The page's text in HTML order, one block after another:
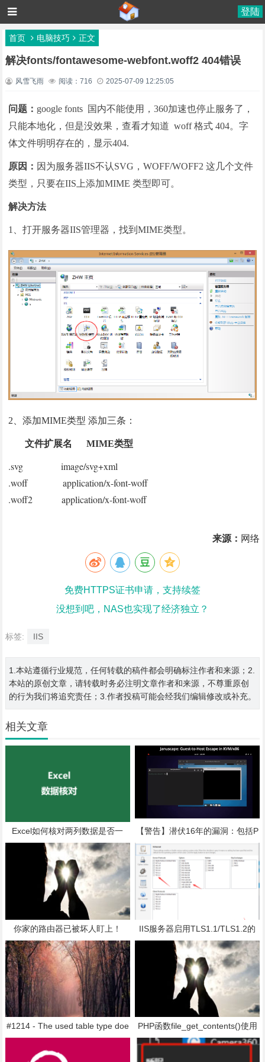
登陆
首页 电脑技巧 正文
解决fonts/fontawesome-webfont.woff2 404错误
风雪飞雨 阅读：716 2025-07-09 12:25:05
问题： google fonts 国内不能使用，360加速也停止服务了，
只能本地化，但是没效果，查看才知道 woff 格式 404。字
体文件明明存在的，显示404.
原因： 因为服务器IIS不认SVG，WOFF/WOFF2 这几个文件
类型，只要在IIS上添加MIME 类型即可。
解决方法
1、打开服务器IIS管理器，找到MIME类型。
2、添加MIME类型 添加三条：
文件扩展名 MIME类型
.svg image/svg+xml
.woff application/x-font-woff
.woff2 application/x-font-woff
来源： 网络
免费HTTPS证书申请，支持续签
没想到吧，NAS也实现了经济独立？
标签: IIS
1.本站遵循行业规范，任何转载的稿件都会明确标注作者和来源；2.
本站的原创文章，请转载时务必注明文章作者和来源，不尊重原创
的行为我们将追究责任；3.作者投稿可能会经我们编辑修改或补充。
相关文章
Excel如何核对两列数据是否一
致？6种方法任你选
【警告】潜伏16年的漏洞：包括P
VE（Proxmox VE）在内所有KVM
平台，一个虚拟机就能搞崩整台物
理服务器！
你家的路由器已被坏人盯上！
IIS服务器启用TLS1.1/TLS1.2的
办法
#1214 - The used table type doe
sn't support FULLTEXT indexes
解决办法
PHP函数file_get_contents()使用
https 协议时报错：SSL operation